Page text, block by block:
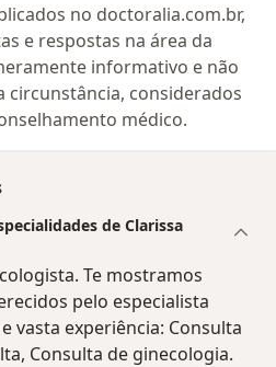
no doctoralia.com.br,
e respostas na área da
informativo e não
circunstância, considerados
médico.
de Clarissa
Te mostramos
pelo especialista
vasta experiência: Consulta
Consulta de ginecologia.